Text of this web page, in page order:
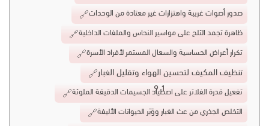
صدور أصوات غريبة واهتزازات غير معتادة من الوحدات
ظاهرة تجمد الثلج على مواسير النحاس والملفات الداخلية
تكرار أعراض الحساسية والسعال المستمر لأفراد الأسرة
تنظيف المكيف لتحسين الهواء وتقليل الغبار
تفعيل قدرة الفلاتر على اصطياد الجسيمات الدقيقة الملوثة
التخلص الجذري من عث الغبار ووَبَر الحيوانات الأليفة